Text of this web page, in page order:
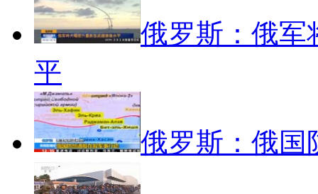
俄罗斯：俄军
平
俄罗斯：俄国